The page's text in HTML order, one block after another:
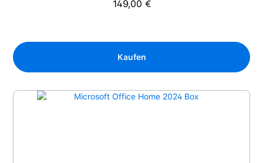
Regulärer Preis:
149,00 €
Kaufen